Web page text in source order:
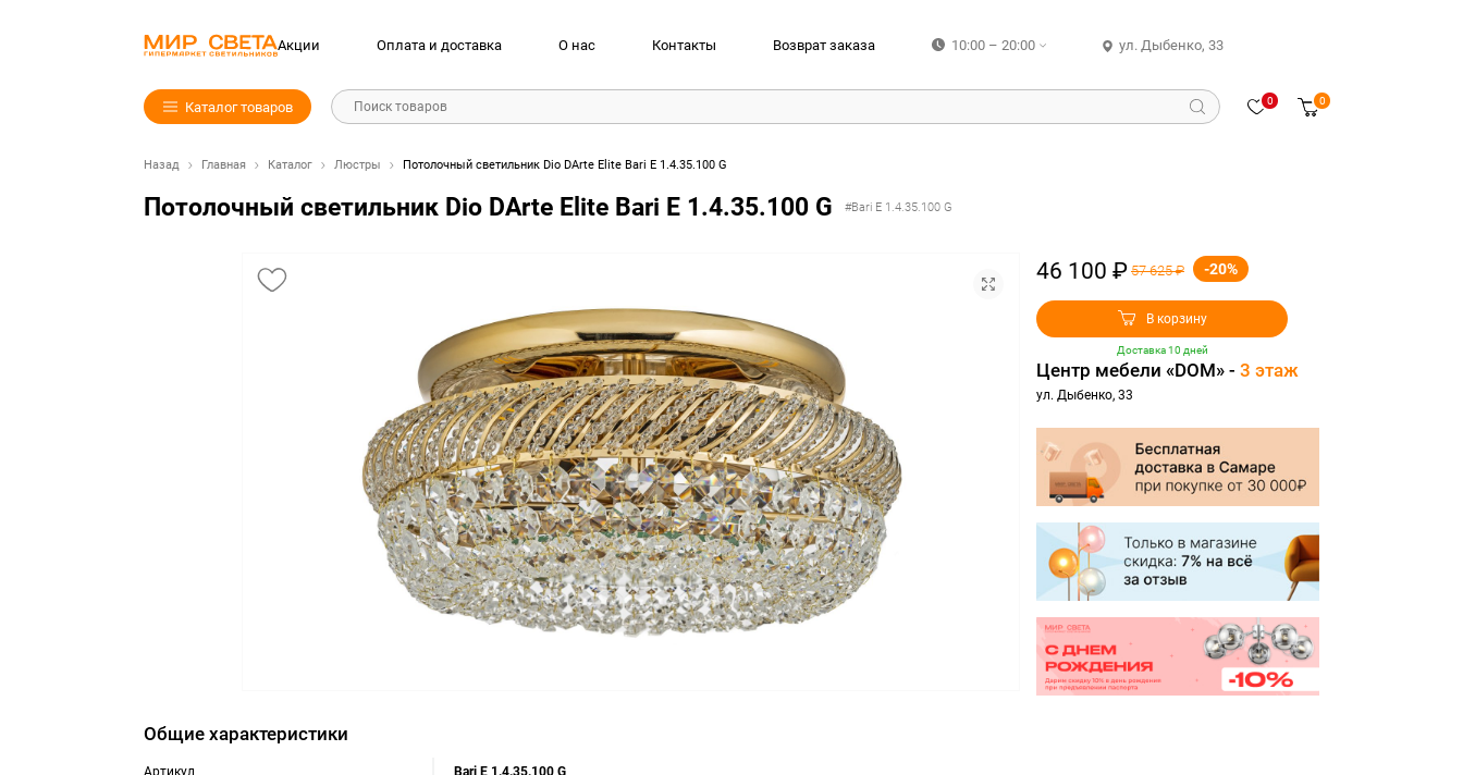
Акции Оплата и доставка О нас Контакты Возврат заказа 10:00 – 20:00 ул. Дыбенко, 33
Каталог товаров Поиск товаров 0 0
Назад Главная Каталог Люстры Потолочный светильник Dio DArte Elite Bari E 1.4.35.100 G
Потолочный светильник Dio DArte Elite Bari E 1.4.35.100 G #Bari E 1.4.35.100 G
46 100 ₽ 57 625 ₽ -20%
В корзину
Доставка 10 дней
Центр мебели «DOM» - 3 этаж
ул. Дыбенко, 33
Общие характеристики
Артикул
Bari E 1.4.35.100 G